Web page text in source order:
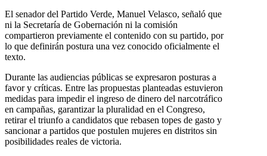
El senador del Partido Verde, Manuel Velasco, señaló que
ni la Secretaría de Gobernación ni la comisión
compartieron previamente el contenido con su partido, por
lo que definirán postura una vez conocido oficialmente el
texto.
Durante las audiencias públicas se expresaron posturas a
favor y críticas. Entre las propuestas planteadas estuvieron
medidas para impedir el ingreso de dinero del narcotráfico
en campañas, garantizar la pluralidad en el Congreso,
retirar el triunfo a candidatos que rebasen topes de gasto y
sancionar a partidos que postulen mujeres en distritos sin
posibilidades reales de victoria.